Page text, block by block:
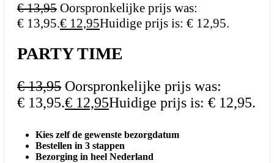
€13,95 Oorspronkelijke prijs was:
€ 13,95.€ 12,95Huidige prijs is: € 12,95.
PARTY TIME
€13,95 Oorspronkelijke prijs was:
€ 13,95.€ 12,95Huidige prijs is: € 12,95.
Kies zelf de gewenste bezorgdatum
Bestellen in 3 stappen
Bezorging in heel Nederland